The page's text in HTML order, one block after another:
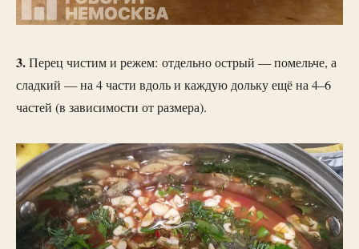
3.Перец чистим и режем: отдельно острый — помельче, а
сладкий — на 4 части вдоль и каждую дольку ещё на 4–6
частей (в зависимости от размера).